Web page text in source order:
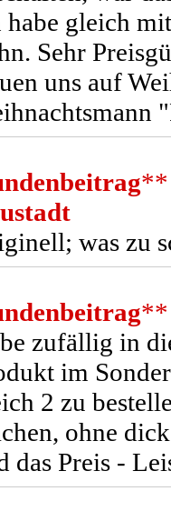
habe gleich
Sehr
uns auf
**
was zu
**
zufällig in
im
2 zu
ohne
das Preis -